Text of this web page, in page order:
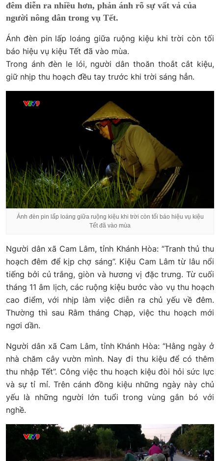
đêm diễn ra nhiều hơn, phản ánh rõ sự vất vả của
người nông dân trong vụ Tết.
Ánh đèn pin lấp loáng giữa ruộng kiệu khi trời còn tối
báo hiệu vụ kiệu Tết đã vào mùa.
Trong ánh đèn le lói, người dân thoăn thoắt cắt kiệu,
giữ nhịp thu hoạch đều tay trước khi trời sáng hẳn.
Ánh đèn pin lấp loáng giữa ruộng kiệu khi trời còn tối báo hiệu vụ kiệu
Tết đã vào mùa
Người dân xã Cam Lâm, tỉnh Khánh Hòa: “Tranh thủ thu
hoạch đêm để kịp chợ sáng”. Kiệu Cam Lâm từ lâu nổi
tiếng bởi củ trắng, giòn và hương vị đặc trưng. Từ cuối
tháng 11 âm lịch, các ruộng kiệu bước vào vụ thu hoạch
cao điểm, với nhịp làm việc diễn ra chủ yếu về đêm.
Thường thì sau Rằm tháng Chạp, việc thu hoạch mới
ngơi dần.
Người dân xã Cam Lâm, tỉnh Khánh Hòa: “Hằng ngày ở
nhà chăm cây vườn mình. Nay đi thu kiệu để có thêm
thu nhập Tết”. Công việc thu hoạch kiệu đòi hỏi sức lực
và sự tỉ mỉ. Trên cánh đồng kiệu những ngày này chủ
yếu là những người lớn tuổi trong vùng gắn bó với
nghề.